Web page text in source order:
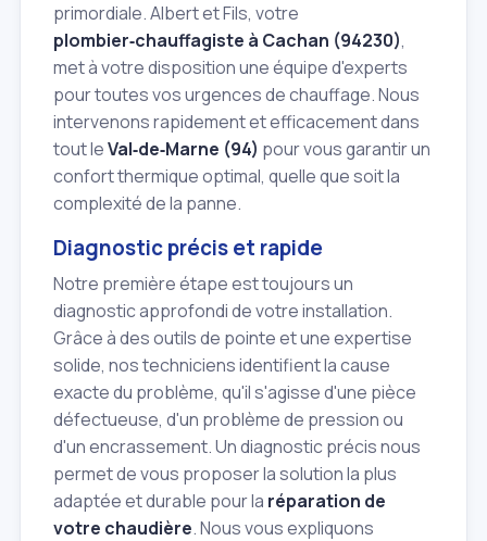
primordiale. Albert et Fils, votre
plombier‑chauffagiste à Cachan (94230),
met à votre disposition une équipe d'experts
pour toutes vos urgences de chauffage. Nous
intervenons rapidement et efficacement dans
tout leVal‑de‑Marne (94) pour vous garantir un
confort thermique optimal, quelle que soit la
complexité de la panne.
Diagnostic précis et rapide
Notre première étape est toujours un
diagnostic approfondi de votre installation.
Grâce à des outils de pointe et une expertise
solide, nos techniciens identifient la cause
exacte du problème, qu'il s'agisse d'une pièce
défectueuse, d'un problème de pression ou
d'un encrassement. Un diagnostic précis nous
permet de vous proposer la solution la plus
adaptée et durable pour la réparation de
votre chaudière. Nous vous expliquons